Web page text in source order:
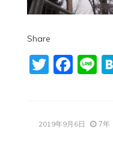
Share
Twitter
2019年9月6日 7年